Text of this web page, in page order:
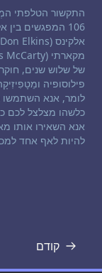
כתב ויתור תקשור:
התקשור הטלפתי
106 המפגשים
של שלוש שנים,
פילוסופיה
לומר, אנא
כלשהו מצלצל לכם
אנא השאירו אותו
להיות לאף אחד
קודם
תמליל